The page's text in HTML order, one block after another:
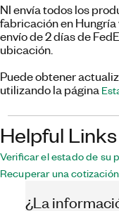
NI envía todos los
fabricación en
envío de 2 días de
ubicación.
Puede obtener
utilizando la página
Helpful Links
Verificar el estado de su
Recuperar una cotización
¿La